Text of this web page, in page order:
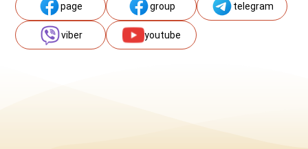
page group telegram
viber youtube